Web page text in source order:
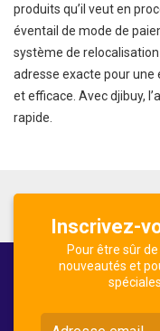
produits qu’il veut en
éventail de mode de
système de
adresse exacte pour une
et efficace. Avec djibuy,
rapide.
Inscrivez-
Pour être sûr
nouveautés et